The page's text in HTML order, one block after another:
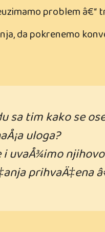
problem â€“
da pokrenemo
sa tim kako se
uloga?
prihvaÄ‡ena